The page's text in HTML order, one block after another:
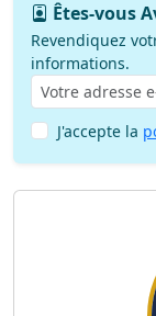
Êtes-vous
Revendiquez
informations.
J'accepte la